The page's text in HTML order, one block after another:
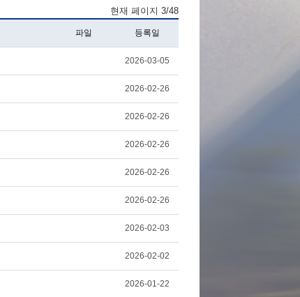
현재 페이지 3/48
파일 등록일
2026-03-05
2026-02-26
2026-02-26
2026-02-26
2026-02-26
2026-02-26
2026-02-03
2026-02-02
2026-01-22